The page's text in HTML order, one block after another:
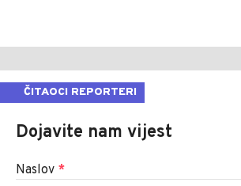
ČITAOCI REPORTERI
Dojavite nam vijest
Naslov *